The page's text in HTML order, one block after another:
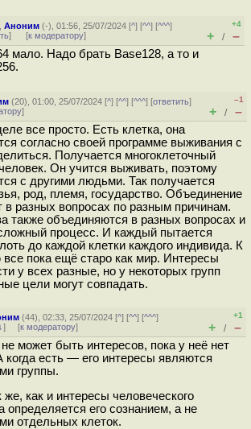
,Аноним (-), 01:56, 25/07/2024 [^] [^^] [^^^]
] [к модератору]
+4
+ / –
мало. Надо брать Base128, а то и
(20), 01:00, 25/07/2024 [^] [^^] [^^^] [ответить]
]
–1
+ / –
все просто. Есть клетка, она
согласно своей программе выживания с
Получается многоклеточный
Он учится выживать, поэтому
с другими людьми. Так получается
род, племя, государство. Объединение
в разных вопросах по разным причинам.
также объединяются в разных вопросах и
процесс. И каждый пытается
до каждой клетки каждого индивида. К
пока ещё старо как мир. Интересы
у всех разные, но у некоторых групп
цели могут совпадать.
(44), 02:33, 25/07/2024 [^] [^^] [^^^]
↓] [к модератору]
+1
+ / –
может быть интересов, пока у неё нет
когда есть — его интересы являются
группы.
же, как и интересы человеческого
определяется его сознанием, а не
отдельных клеток.